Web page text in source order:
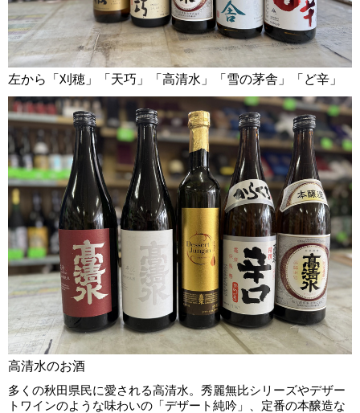
左から「刈穂」「天巧」「高清水」「雪の茅舎」「ど辛」
高清水のお酒
多くの秋田県民に愛される高清水。秀麗無比シリーズやデザー
トワインのような味わいの「デザート純吟」、定番の本醸造な